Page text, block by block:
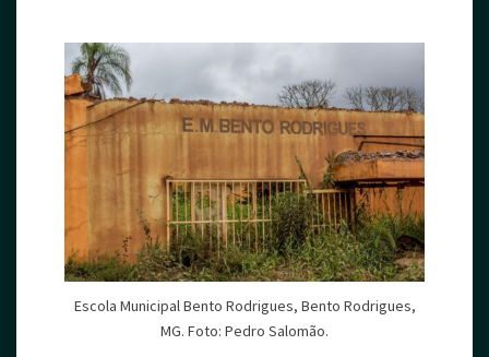
Escola Municipal Bento Rodrigues, Bento Rodrigues,
MG. Foto: Pedro Salomão.